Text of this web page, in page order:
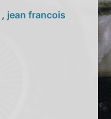
, jean francois